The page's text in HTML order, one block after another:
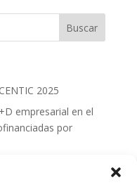
2025
empresarial en el
por